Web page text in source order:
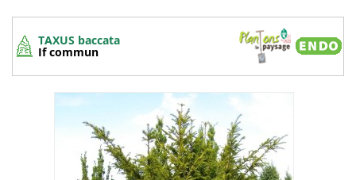
TAXUS baccata
If commun